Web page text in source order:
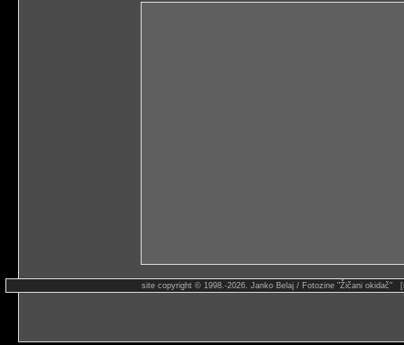
site copyright © 1998.-2026. Janko Belaj / Fotozine "Žičani okidač"